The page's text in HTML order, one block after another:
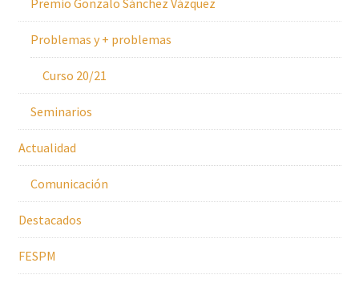
Premio Gonzalo Sánchez Vázquez
Problemas y + problemas
Curso 20/21
Seminarios
Actualidad
Comunicación
Destacados
FESPM